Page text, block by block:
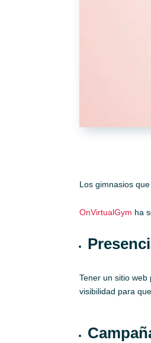
Los gimnasios
OnVirtualGym ha
Tener un sitio
visibilidad para